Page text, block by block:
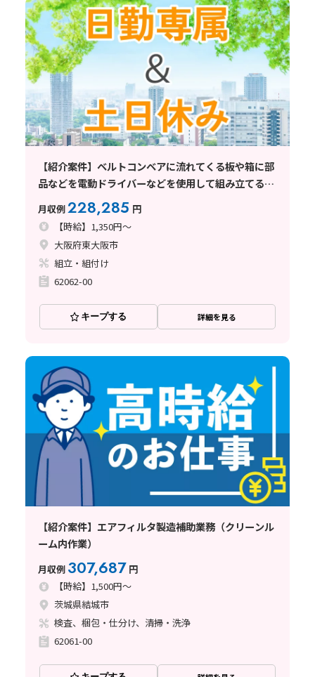
【紹介案件】ベルトコンベアに流れてくる板や箱に部
品などを電動ドライバーなどを使用して組み立てる作
月収例228,285 円
【時給】1,350円～
大阪府東大阪市
組立・組付け
62062-00
キープする 詳細を見る
【紹介案件】エアフィルタ製造補助業務（クリーンル
ーム内作業）
月収例 307,687 円
【時給】1,500円～
茨城県結城市
検査、梱包・仕分け、清掃・洗浄
62061-00